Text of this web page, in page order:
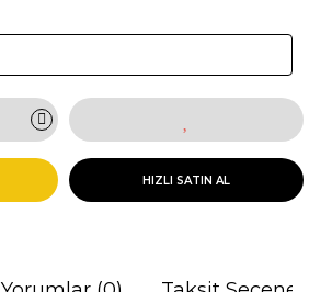
HIZLI SATIN AL